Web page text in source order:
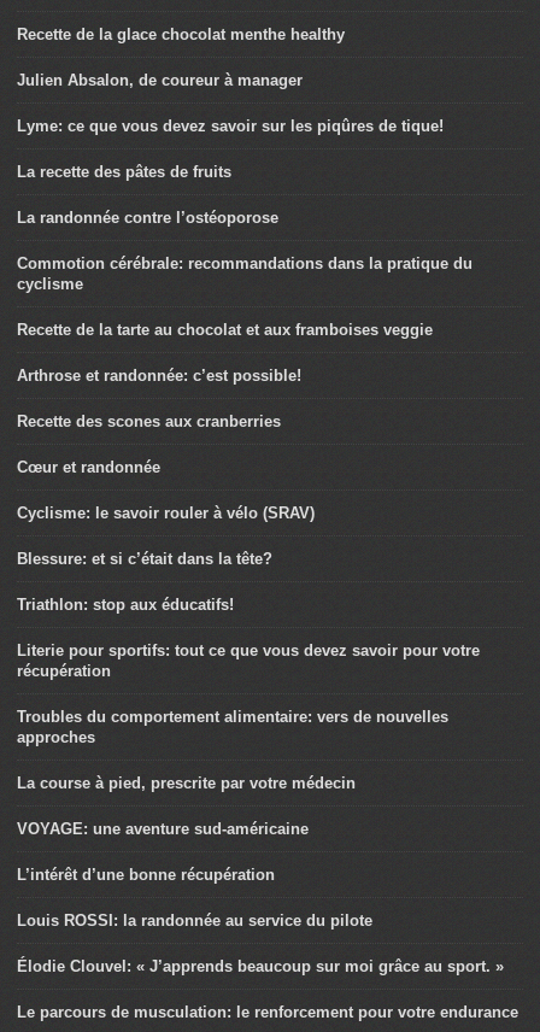
Recette de la glace chocolat menthe healthy
Julien Absalon, de coureur à manager
Lyme: ce que vous devez savoir sur les piqûres de tique!
La recette des pâtes de fruits
La randonnée contre l’ostéoporose
Commotion cérébrale: recommandations dans la pratique du
cyclisme
Recette de la tarte au chocolat et aux framboises veggie
Arthrose et randonnée: c’est possible!
Recette des scones aux cranberries
Cœur et randonnée
Cyclisme: le savoir rouler à vélo (SRAV)
Blessure: et si c’était dans la tête?
Triathlon: stop aux éducatifs!
Literie pour sportifs: tout ce que vous devez savoir pour votre
récupération
Troubles du comportement alimentaire: vers de nouvelles
approches
La course à pied, prescrite par votre médecin
VOYAGE: une aventure sud-américaine
L’intérêt d’une bonne récupération
Louis ROSSI: la randonnée au service du pilote
Élodie Clouvel: « J’apprends beaucoup sur moi grâce au sport. »
Le parcours de musculation: le renforcement pour votre endurance